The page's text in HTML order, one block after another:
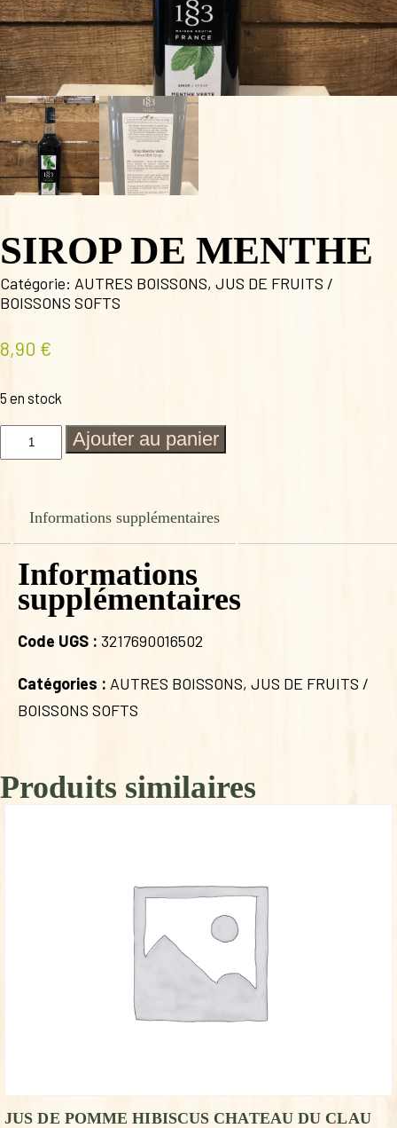
SIROP DE MENTHE
Catégorie: AUTRES BOISSONS, JUS DE FRUITS /
BOISSONS SOFTS
8,90 €
5 en stock
quantité
MENTHE
Ajouter au panier
Informations supplémentaires
Informations
supplémentaires
Code UGS : 3217690016502
Catégories : AUTRES BOISSONS, JUS DE FRUITS /
BOISSONS SOFTS
Produits similaires
JUS DE POMME HIBISCUS CHATEAU DU CLAU